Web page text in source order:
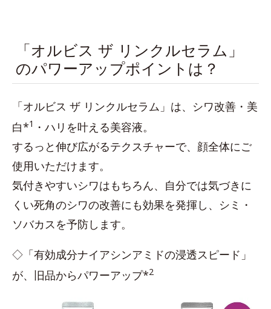
「オルビス ザ リンクルセラム」
のパワーアップポイントは？
「オルビス ザ リンクルセラム」は、シワ改善・美
白*1 ・ハリを叶える美容液。
するっと伸び広がるテクスチャーで、顔全体にご
使用いただけます。
気付きやすいシワはもちろん、自分では気づきに
くい死角のシワの改善にも効果を発揮し、シミ・
ソバカスを予防します。
◇「有効成分ナイアシンアミドの浸透スピード」
が、旧品からパワーアップ*2